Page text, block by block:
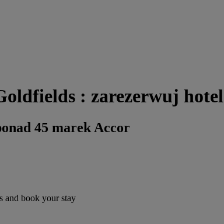
: zarezerwuj hotel
45 marek Accor
and book your stay